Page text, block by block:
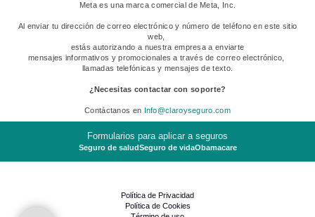
Meta es una marca comercial de Meta, Inc.
Al enviar tu dirección de correo electrónico y número de teléfono en este sitio
web,
estás autorizando a nuestra empresa a enviarte
mensajes informativos y promocionales a través de correo electrónico,
llamadas telefónicas y mensajes de texto.
¿Necesitas contactar con soporte?
Contáctanos en Info@claroyseguro.com
Formularios para aplicar a seguros
Seguro de saludSeguro de vidaObamacare
Política de Privacidad
Política de Cookies